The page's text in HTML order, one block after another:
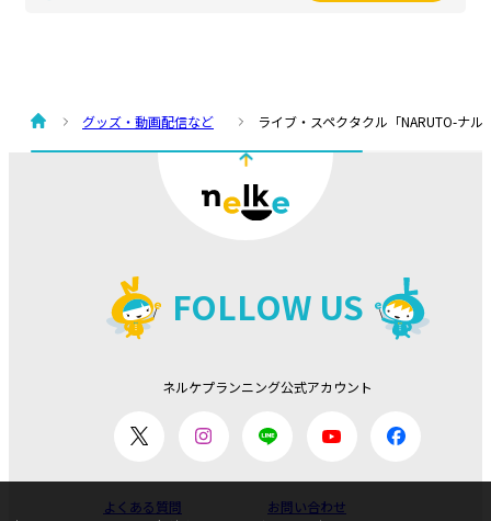
グッズ・動画配信など ライブ・スペクタクル「NARUTO-ナ
FOLLOW US
ネルケプランニング公式アカウント
よくある質問
お問い合わせ